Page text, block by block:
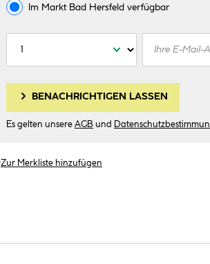
Im Markt Bad Hersfeld verfügbar
BENACHRICHTIGEN LASSEN
Es gelten unsere AGB und
Zur Merkliste hinzufügen